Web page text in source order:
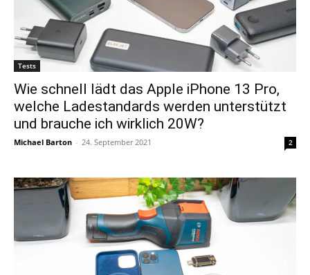
Tests
Wie schnell lädt das Apple iPhone 13 Pro,
welche Ladestandards werden unterstützt
und brauche ich wirklich 20W?
Michael Barton - 24. September 2021 2